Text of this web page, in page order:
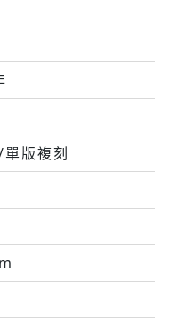
版複刻